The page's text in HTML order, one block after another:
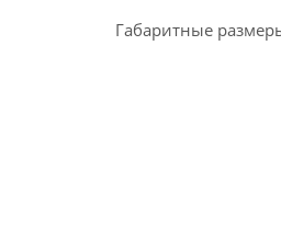
Габаритные